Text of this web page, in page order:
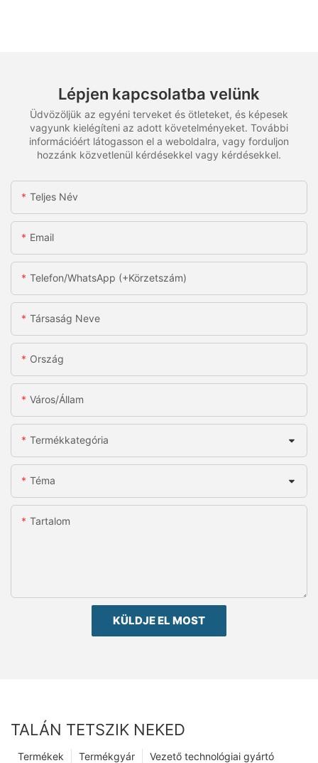
Lépjen kapcsolatba velünk
Üdvözöljük az egyéni terveket és ötleteket, és képesek
vagyunk kielégíteni az adott követelményeket. További
információért látogasson el a weboldalra, vagy forduljon
hozzánk közvetlenül kérdésekkel vagy kérdésekkel.
Teljes Név
Email
Telefon/WhatsApp (+körzetszám)
Társaság Neve
Ország
Város/állam
Termékkategória
Téma
Tartalom
KÜLDJE EL MOST
TALÁN TETSZIK NEKED
Vezető technológiai gyártó
Termékgyár
Termékek